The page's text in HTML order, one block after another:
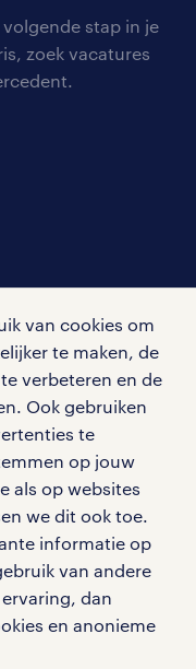
van cookies om
te maken, de
verbeteren en de
Ook gebruiken
te
op jouw
als op websites
we dit ook toe.
informatie op
van andere
dan
en anonieme
stap in je
zoek vacatures
omtrent